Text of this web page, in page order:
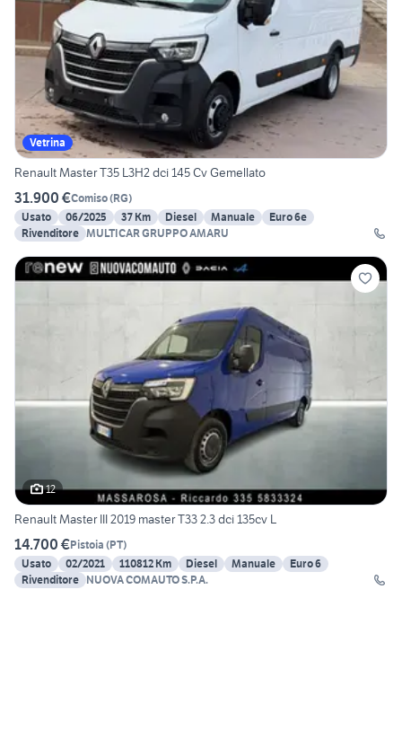
Vetrina
Renault Master T35 L3H2 dci 145 Cv Gemellato
31.900 €Comiso(RG)
Usato
06/2025 37 Km Diesel Manuale
Euro 6e
Rivenditore MULTICAR GRUPPO AMARU
12
Renault Master III 2019 master T33 2.3 dci 135cv L
14.700 €Pistoia (PT)
Usato
02/2021 110812 Km Diesel Manuale
Euro 6
Rivenditore NUOVA COMAUTO S.P.A.